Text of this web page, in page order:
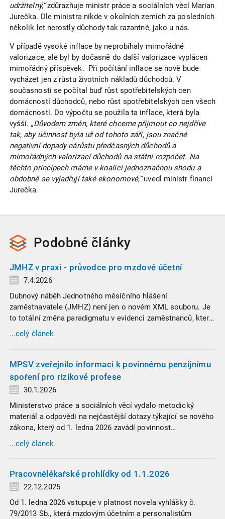
udržitelný,“zdůrazňuje ministr práce a sociálních věcí Marian
Jurečka. Dle ministra nikde v okolních zemích za posledních
několik let nerostly důchody tak razantně, jako u nás.
V případě vysoké inflace by neprobíhaly mimořádné
valorizace, ale byl by dočasně do další valorizace vyplácen
mimořádný příspěvek. Při počítání inflace se nově bude
vycházet jen z růstu životních nákladů důchodců. V
současnosti se počítal buď růst spotřebitelských cen
domácností důchodců, nebo růst spotřebitelských cen všech
domácností. Do výpočtu se použila ta inflace, která byla
vyšší. „Důvodem změn, které chceme přijmout co nejdříve
tak, aby účinnost byla už od tohoto září, jsou značné
negativní dopady nárůstu předčasných důchodů a
mimořádných valorizací důchodů na státní rozpočet. Na
těchto principech máme v koalici jednoznačnou shodu a
obdobně se vyjadřují také ekonomové,“uvedl ministr financí
Jurečka.
Podobné články
JMHZ v praxi - průvodce pro mzdové účetní
7.4.2026
Dubnový náběh Jednotného měsíčního hlášení
zaměstnavatele (JMHZ) není jen o novém XML souboru. Je
to totální změna paradigmatu v evidenci zaměstnanců, která
propojuje sociální správu, finanční úřady a úřady práce do
jednoho nekompromisního celku
...celý článek
MPSV zveřejnilo informaci k povinnému penzijnímu
spoření pro rizikové profese
30.1.2026
Ministerstvo práce a sociálních věcí vydalo metodický
materiál a odpovědi na nejčastější dotazy týkající se nového
zákona, který od 1. ledna 2026 zavádí povinnost
zaměstnavatelů přispívat na spoření na stáří zaměstnancům
v náročných profesích.
...celý článek
Pracovnělékařské prohlídky od 1.1.2026
22.12.2025
Od 1. ledna 2026 vstupuje v platnost novela vyhlášky č.
79/2013 Sb., která mzdovým účetním a personalistům